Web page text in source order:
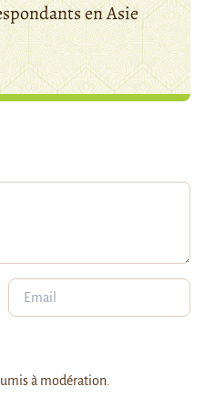
en Asie
à modération.